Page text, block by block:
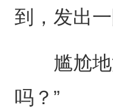
到，发出
尴尬地
吗？”